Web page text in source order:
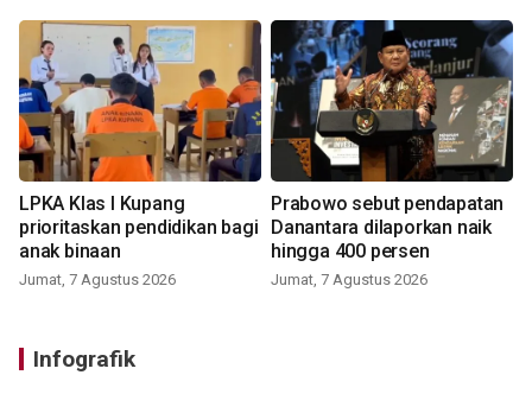
LPKA Klas I Kupang
prioritaskan pendidikan bagi
anak binaan
Jumat, 7 Agustus 2026
Prabowo sebut pendapatan
Danantara dilaporkan naik
hingga 400 persen
Jumat, 7 Agustus 2026
Infografik